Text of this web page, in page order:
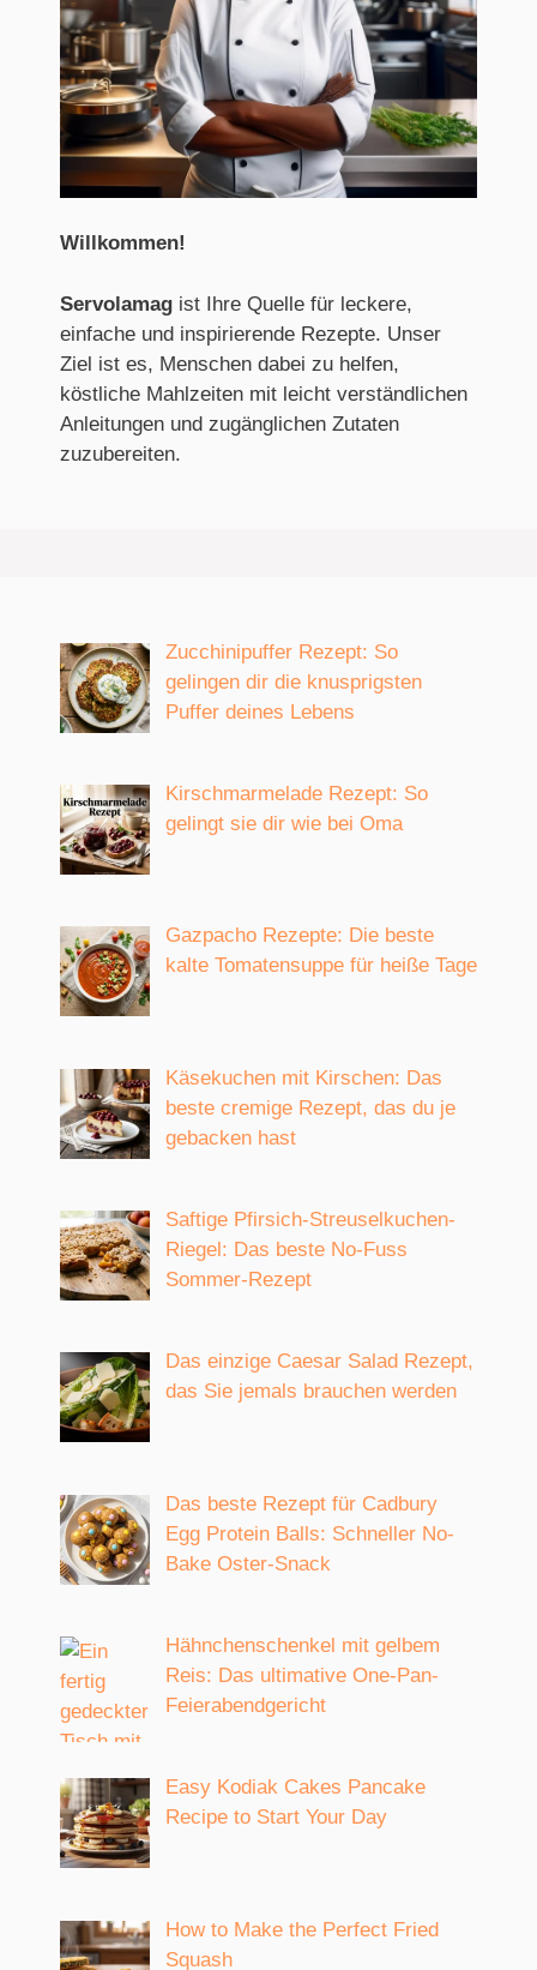
Willkommen!
Servolamag ist Ihre Quelle für leckere,
einfache und inspirierende Rezepte. Unser
Ziel ist es, Menschen dabei zu helfen,
köstliche Mahlzeiten mit leicht verständlichen
Anleitungen und zugänglichen Zutaten
zuzubereiten.
Zucchinipuffer Rezept: So
gelingen dir die knusprigsten
Puffer deines Lebens
Kirschmarmelade Rezept: So
gelingt sie dir wie bei Oma
Gazpacho Rezepte: Die beste
kalte Tomatensuppe für heiße Tage
Käsekuchen mit Kirschen: Das
beste cremige Rezept, das du je
gebacken hast
Saftige Pfirsich-Streuselkuchen-
Riegel: Das beste No-Fuss
Sommer-Rezept
Das einzige Caesar Salad Rezept,
das Sie jemals brauchen werden
Das beste Rezept für Cadbury
Egg Protein Balls: Schneller No-
Bake Oster-Snack
Hähnchenschenkel mit gelbem
Reis: Das ultimative One-Pan-
Feierabendgericht
Easy Kodiak Cakes Pancake
Recipe to Start Your Day
How to Make the Perfect Fried
Squash